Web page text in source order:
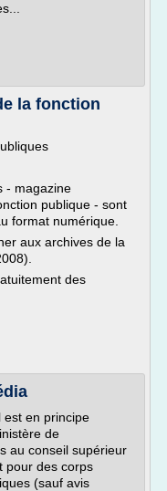
la fonction
- magazine
publique - sont
format numérique.
aux archives de la
des
est en principe
de
au conseil supérieur
pour des corps
(sauf avis